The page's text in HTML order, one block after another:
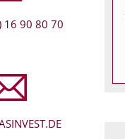
16 90 80 70